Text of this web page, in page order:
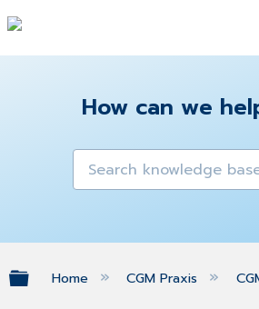
How can we
Expand/collapse
Home CGM Praxis